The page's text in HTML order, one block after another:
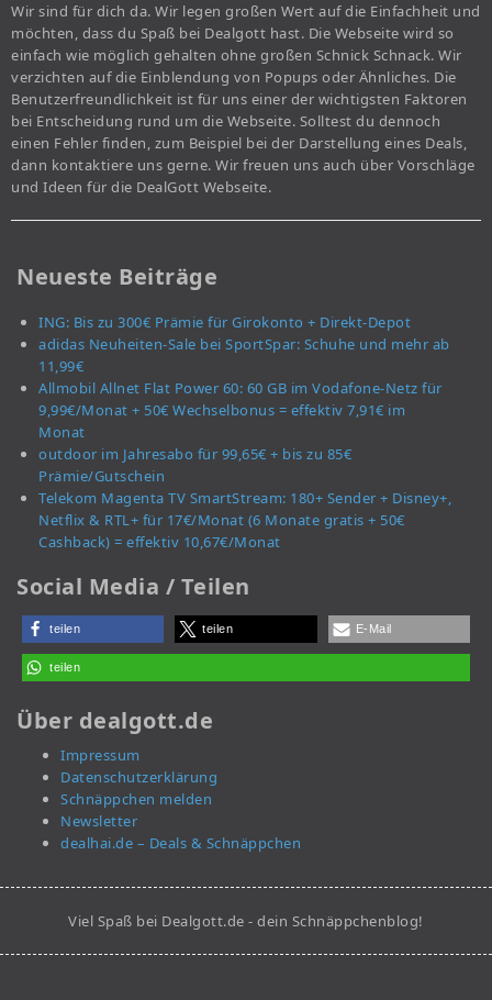
Wir sind für dich da. Wir legen großen Wert auf die Einfachheit und
möchten, dass du Spaß bei Dealgott hast. Die Webseite wird so
einfach wie möglich gehalten ohne großen Schnick Schnack. Wir
verzichten auf die Einblendung von Popups oder Ähnliches. Die
Benutzerfreundlichkeit ist für uns einer der wichtigsten Faktoren
bei Entscheidung rund um die Webseite. Solltest du dennoch
einen Fehler finden, zum Beispiel bei der Darstellung eines Deals,
dann kontaktiere uns gerne. Wir freuen uns auch über Vorschläge
und Ideen für die DealGott Webseite.
Neueste Beiträge
ING: Bis zu 300€ Prämie für Girokonto + Direkt-Depot
adidas Neuheiten-Sale bei SportSpar: Schuhe und mehr ab
11,99€
Allmobil Allnet Flat Power 60: 60 GB im Vodafone-Netz für
9,99€/Monat + 50€ Wechselbonus = effektiv 7,91€ im
Monat
outdoor im Jahresabo für 99,65€ + bis zu 85€
Prämie/Gutschein
Telekom Magenta TV SmartStream: 180+ Sender + Disney+,
Netflix & RTL+ für 17€/Monat (6 Monate gratis + 50€
Cashback) = effektiv 10,67€/Monat
Social Media / Teilen
teilen teilen E-Mail
teilen
Über dealgott.de
Impressum
Datenschutzerklärung
Schnäppchen melden
Newsletter
dealhai.de – Deals & Schnäppchen
Viel Spaß bei Dealgott.de - dein Schnäppchenblog!